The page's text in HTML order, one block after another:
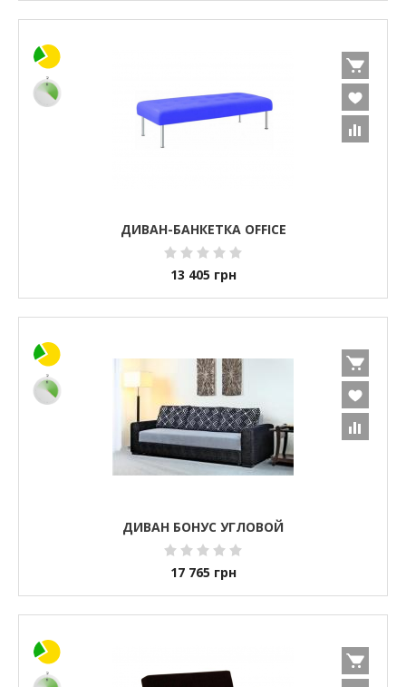
ДИВАН-БАНКЕТКА OFFICE
13 405 грн
ДИВАН БОНУС УГЛОВОЙ
17 765 грн